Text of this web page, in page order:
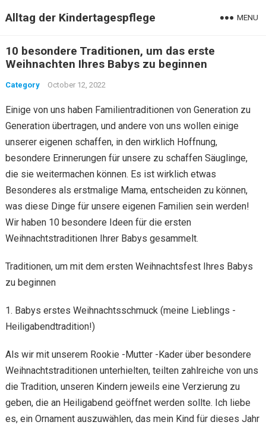
Alltag der Kindertagespflege MENU
10 besondere Traditionen, um das erste
Weihnachten Ihres Babys zu beginnen
Category October 12, 2022
Einige von uns haben Familientraditionen von Generation zu
Generation übertragen, und andere von uns wollen einige
unserer eigenen schaffen, in den wirklich Hoffnung,
besondere Erinnerungen für unsere zu schaffen Säuglinge,
die sie weitermachen können. Es ist wirklich etwas
Besonderes als erstmalige Mama, entscheiden zu können,
was diese Dinge für unsere eigenen Familien sein werden!
Wir haben 10 besondere Ideen für die ersten
Weihnachtstraditionen Ihrer Babys gesammelt.
Traditionen, um mit dem ersten Weihnachtsfest Ihres Babys
zu beginnen
1. Babys erstes Weihnachtsschmuck (meine Lieblings -
Heiligabendtradition!)
Als wir mit unserem Rookie -Mutter -Kader über besondere
Weihnachtstraditionen unterhielten, teilten zahlreiche von uns
die Tradition, unseren Kindern jeweils eine Verzierung zu
geben, die an Heiligabend geöffnet werden sollte. Ich liebe
es, ein Ornament auszuwählen, das mein Kind für dieses Jahr